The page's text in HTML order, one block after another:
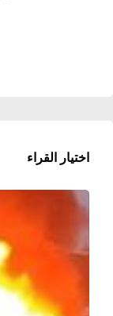
اختيار القراء